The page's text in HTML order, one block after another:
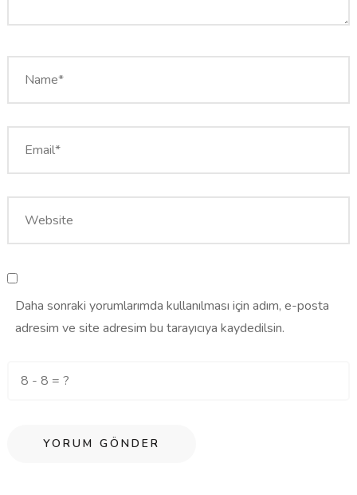
Daha sonraki yorumlarımda kullanılması için adım, e-posta
adresim ve site adresim bu tarayıcıya kaydedilsin.